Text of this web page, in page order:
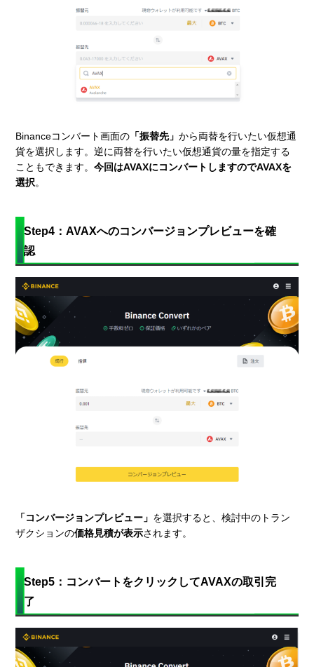
Binanceコンバート画面の 「振替先」から両替を行いたい仮想通
貨を選択します。逆に両替を行いたい仮想通貨の量を指定する
こともできます。今回はAVAXにコンバートしますのでAVAXを
選択。
Step4：AVAXへのコンバージョンプレビューを確
認
「コンバージョンプレビュー」 を選択すると、検討中のトラン
ザクションの価格見積が表示されます。
Step5：コンバートをクリックしてAVAXの取引完
了